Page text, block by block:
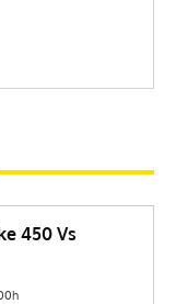
450 Vs